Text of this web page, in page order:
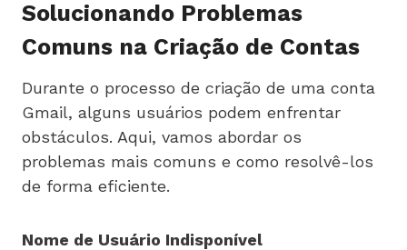
Solucionando Problemas
Comuns na Criação de Contas
Durante o processo de criação de uma conta
Gmail, alguns usuários podem enfrentar
obstáculos. Aqui, vamos abordar os
problemas mais comuns e como resolvê-los
de forma eficiente.
Nome de Usuário Indisponível